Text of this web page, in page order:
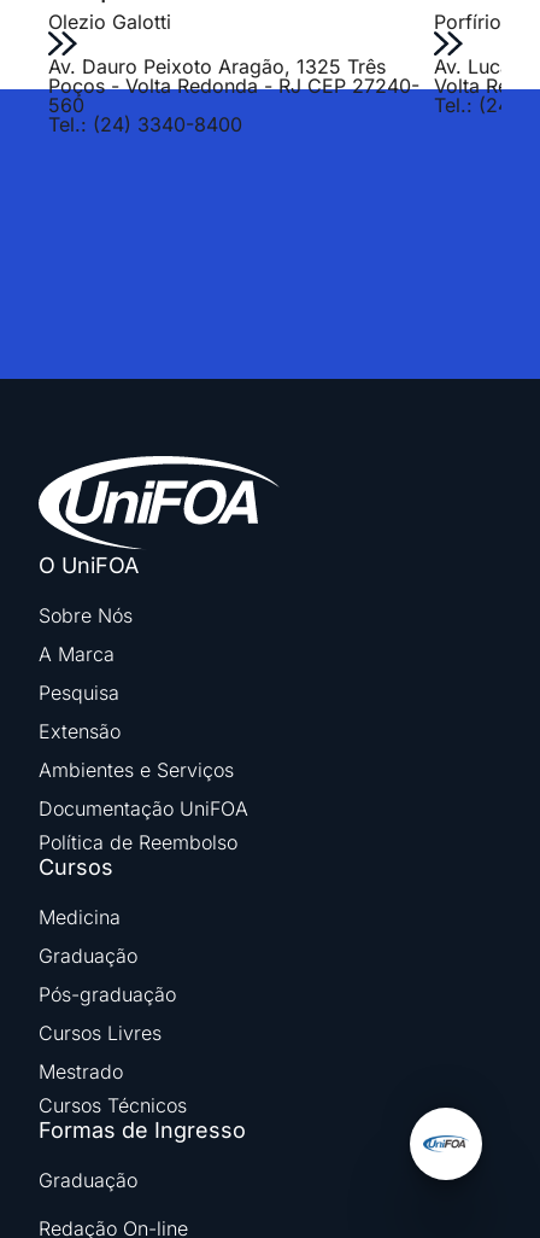
Olezio Galotti
Av. Dauro Peixoto Aragão, 1325 Três
Poços - Volta Redonda - RJ CEP 27240-
560
Tel.: (24) 3340-8400
Porfírio
Av. Lucas
Volta
Tel.: (24)
O UniFOA
Sobre Nós
A Marca
Pesquisa
Extensão
Ambientes e Serviços
Documentação UniFOA
Política de Reembolso
Cursos
Medicina
Graduação
Pós-graduação
Cursos Livres
Mestrado
Cursos Técnicos
Formas de Ingresso
Graduação
Redação On-line